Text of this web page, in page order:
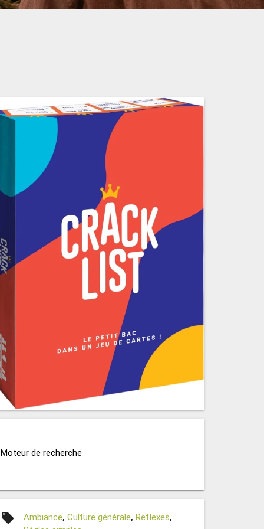
Moteur de recherche
local_offer Ambiance,Culture générale,Reflexes,